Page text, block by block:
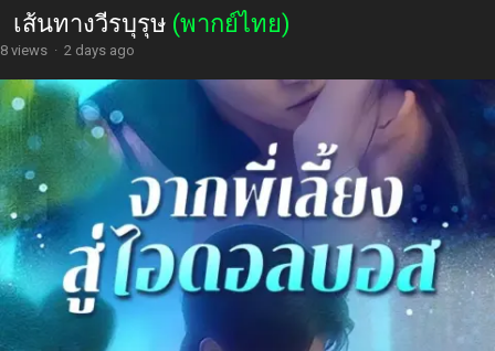
เส้นทางวีรบุรุษ (พากย์ไทย)
8 views · 2 days ago